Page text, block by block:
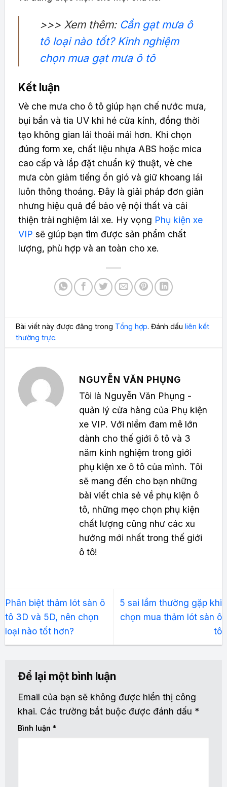
>>> Xem thêm: Cần gạt mưa ô
tô loại nào tốt? Kinh nghiệm
chọn mua gạt mưa ô tô
Kết luận
Vè che mưa cho ô tô giúp hạn chế nước mưa,
bụi bẩn và tia UV khi hé cửa kính, đồng thời
tạo không gian lái thoải mái hơn. Khi chọn
đúng form xe, chất liệu nhựa ABS hoặc mica
cao cấp và lắp đặt chuẩn kỹ thuật, vè che
mưa còn giảm tiếng ồn gió và giữ khoang lái
luôn thông thoáng. Đây là giải pháp đơn giản
nhưng hiệu quả để bảo vệ nội thất và cải
thiện trải nghiệm lái xe. Hy vọng Phụ kiện xe
VIP sẽ giúp bạn tìm được sản phẩm chất
lượng, phù hợp và an toàn cho xe.
Bài viết này được đăng trong Tổng hợp. Đánh dấuliên kết
thường trực.
NGUYỄN VĂN PHỤNG
Tôi là Nguyễn Văn Phụng -
quản lý cửa hàng của Phụ kiện
xe VIP. Với niềm đam mê lớn
dành cho thế giới ô tô và 3
năm kinh nghiệm trong giới
phụ kiện xe ô tô của mình. Tôi
sẽ mang đến cho bạn những
bài viết chia sẻ về phụ kiện ô
tô, những mẹo chọn phụ kiện
chất lượng cũng như các xu
hướng mới nhất trong thế giới
ô tô!
Phân biệt thảm lót sàn ô
tô 3D và 5D, nên chọn
loại nào tốt hơn?
5 sai lầm thường gặp khi
chọn mua thảm lót sàn ô
tô
Để lại một bình luận
Email của bạn sẽ không được hiển thị công
khai. Các trường bắt buộc được đánh dấu *
Bình luận *